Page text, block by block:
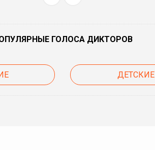
ГОЛОСА ДИКТОРОВ
ДЕТСКИЕ